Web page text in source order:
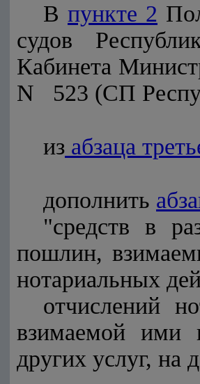
В пункте 2
судов
Кабинета
N 523 (СП
из абзаца
дополнить
"средств в
пошлин,
нотариальных
отчислений
взимаемой ими
других услуг, на